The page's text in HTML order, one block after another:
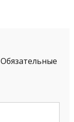
Обязательные